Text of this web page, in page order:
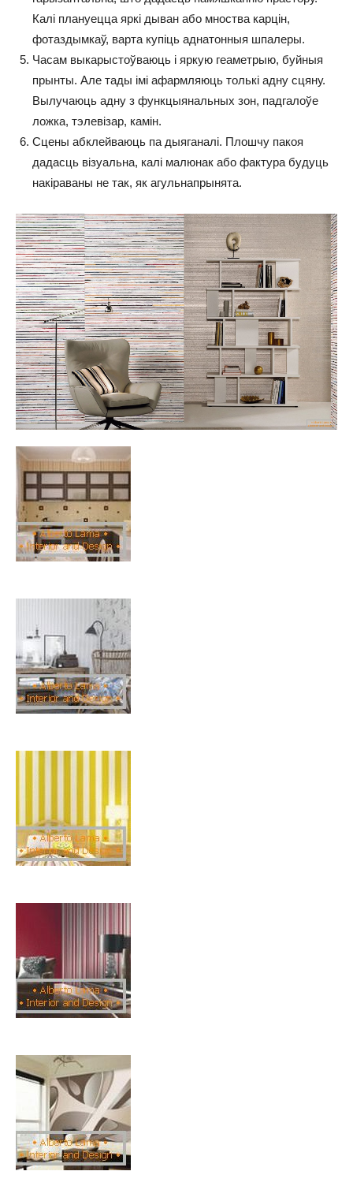
Калі плануецца яркі дыван або мноства карцін,
фотаздымкаў, варта купіць аднатонныя шпалеры.
Часам выкарыстоўваюць і яркую геаметрыю, буйныя
прынты. Але тады імі афармляюць толькі адну сцяну.
Вылучаюць адну з функцыянальных зон, падгалоўе
ложка, тэлевізар, камін.
Сцены абклейваюць па дыяганалі. Плошчу пакоя
дадасць візуальна, калі малюнак або фактура будуць
накіраваны не так, як агульнапрынята.